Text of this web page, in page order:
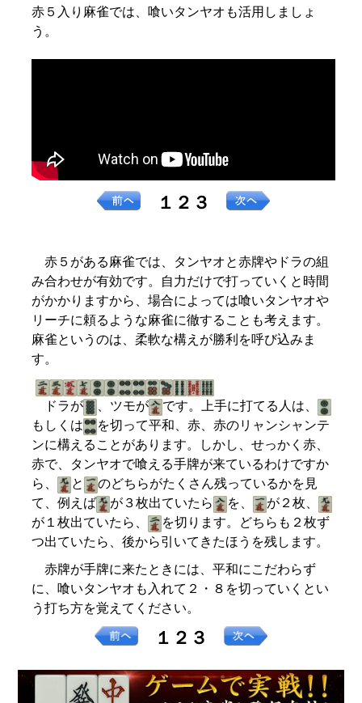
赤５入り麻雀では、喰いタンヤオも活用しましょ
う。
１２３
赤５がある麻雀では、タンヤオと赤牌やドラの組
み合わせが有効です。自力だけで打っていくと時間
がかかりますから、場合によっては喰いタンヤオや
リーチに頼るような麻雀に徹することも考えます。
麻雀というのは、柔軟な構えが勝利を呼び込みま
す。
ドラが 、ツモが
です。上手に打てる人は、
もしくは
を切って平和、赤、赤のリャンシャンテ
ンに構えることがあります。しかし、せっかく赤、
赤で、タンヤオで喰える手牌が来ているわけですか
ら、
と
のどちらがたくさん残っているかを見
て、例えば
が３枚出ていたら を、
が２枚、
が１枚出ていたら、
を切ります。どちらも２枚ず
つ出ていたら、後から引いてきたほうを残します。
赤牌が手牌に来たときには、平和にこだわらず
に、喰いタンヤオも入れて２・８を切っていくとい
う打ち方を覚えてください。
１２３